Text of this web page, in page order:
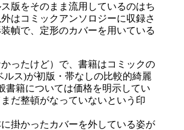
版をそのまま流用しているのはち
はコミックアンソロジーに収録さ
幀で、定形のカバーを用いている
ったけど）で、書籍はコミックの
ス)が初版・帯なしの比較的綺麗
書籍については価格を明示してい
だ整頓がなっていないという印
掛かったカバーを外している姿が